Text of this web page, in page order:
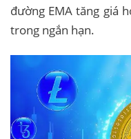
đường EMA tăng giá
trong ngắn hạn.